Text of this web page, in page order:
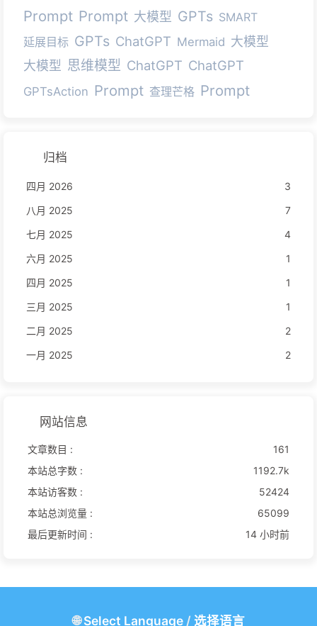
Prompt Prompt 大模型 GPTs SMART
延展目标 GPTs ChatGPT Mermaid 大模型
大模型 思维模型 ChatGPT ChatGPT
GPTsAction Prompt 查理芒格 Prompt
归档
四月 2026
3
八月 2025
7
七月 2025
4
六月 2025
1
四月 2025
1
三月 2025
1
二月 2025
2
一月 2025
2
网站信息
文章数目 :
161
本站总字数 :
1192.7k
本站访客数 :
52424
本站总浏览量 :
65099
最后更新时间 :
14 小时前
🌐Select Language/ 选择语言